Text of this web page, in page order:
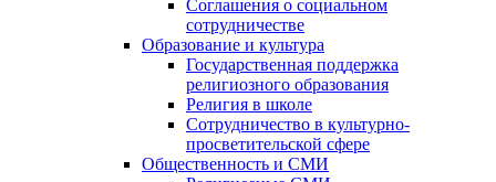
Соглашения о социальном
сотрудничестве
Образование и культура
Государственная поддержка
религиозного образования
Религия в школе
Сотрудничество в культурно-
просветительской сфере
Общественность и СМИ